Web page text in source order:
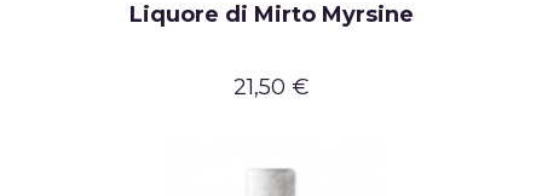
Liquore di Mirto Myrsine
21,50 €